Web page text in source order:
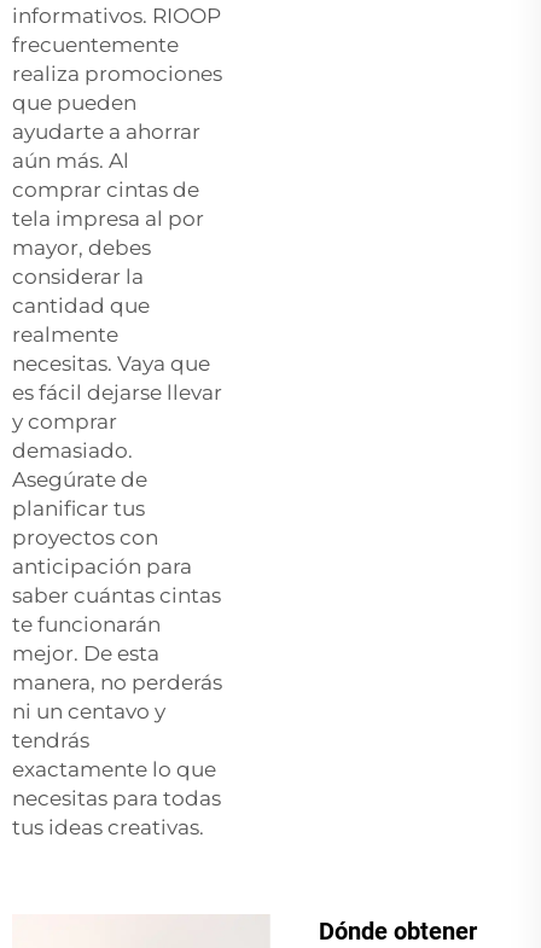
informativos. RIOOP
frecuentemente
realiza promociones
que pueden
ayudarte a ahorrar
aún más. Al
comprar cintas de
tela impresa al por
mayor, debes
considerar la
cantidad que
realmente
necesitas. Vaya que
es fácil dejarse llevar
y comprar
demasiado.
Asegúrate de
planificar tus
proyectos con
anticipación para
saber cuántas cintas
te funcionarán
mejor. De esta
manera, no perderás
ni un centavo y
tendrás
exactamente lo que
necesitas para todas
tus ideas creativas.
Dónde obtener